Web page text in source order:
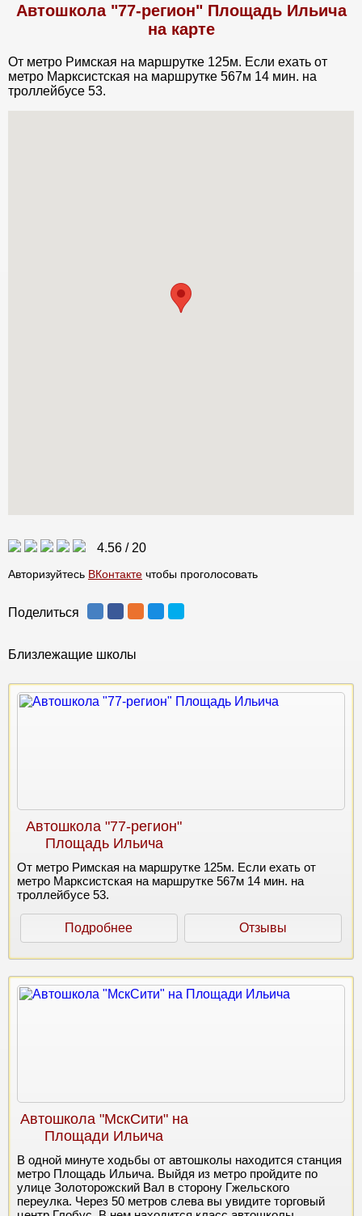
Автошкола "77-регион" Площадь Ильича
на карте
От метро Римская на маршрутке 125м. Если ехать от
метро Марксистская на маршрутке 567м 14 мин. на
троллейбусе 53.
4.56 / 20
Авторизуйтесь ВКонтакте чтобы проголосовать
Поделиться
Близлежащие школы
Автошкола "77-регион"
Площадь Ильича
От метро Римская на маршрутке 125м. Если ехать от
метро Марксистская на маршрутке 567м 14 мин. на
троллейбусе 53.
Подробнее Отзывы
Автошкола "МскСити" на
Площади Ильича
В одной минуте ходьбы от автошколы находится станция
метро Площадь Ильича. Выйдя из метро пройдите по
улице Золоторожский Вал в сторону Гжельского
переулка. Через 50 метров слева вы увидите торговый